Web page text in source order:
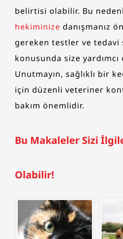
belirtisi olabilir. Bu
hekiminize danışmanız
gereken testler ve tedavi
konusunda size yardımcı
Unutmayın, sağlıklı bir
için düzenli veteriner
bakım önemlidir.
Bu Makaleler Sizi
Olabilir!